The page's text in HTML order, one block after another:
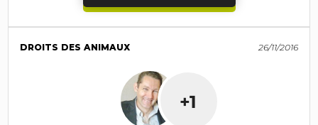
DROITS DES ANIMAUX 26/11/2016
+1